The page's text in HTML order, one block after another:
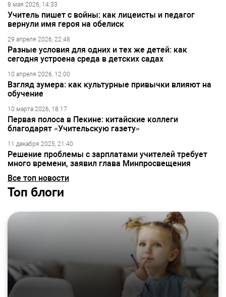
8 мая 2026, 14:33
Учитель пишет с войны: как лицеисты и педагог
вернули имя героя на обелиск
29 апреля 2026, 22:48
Разные условия для одних и тех же детей: как
сегодня устроена среда в детских садах
10 апреля 2026, 12:00
Взгляд зумера: как культурные привычки влияют на
обучение
10 марта 2026, 18:17
Первая полоса в Пекине: китайские коллеги
благодарят «Учительскую газету»
11 декабря 2025, 21:40
Решение проблемы с зарплатами учителей требует
много времени, заявил глава Минпросвещения
Все топ новости
Топ блоги